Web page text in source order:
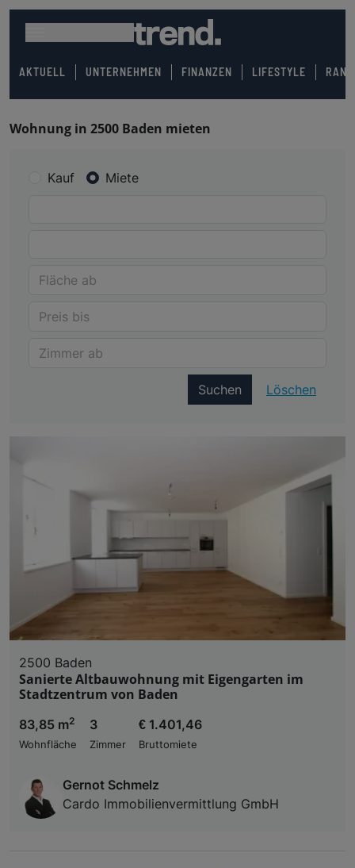
AKTUELL UNTERNEHMEN FINANZEN LIFESTYLE
Wohnung in 2500 Baden mieten
Kauf Miete
Suchen Löschen
2500 Baden
Sanierte Altbauwohnung mit Eigengarten im
Stadtzentrum von Baden
83,85 m2
Wohnfläche
3
Zimmer
€ 1.401,46
Bruttomiete
Gernot Schmelz
Cardo Immobilienvermittlung GmbH